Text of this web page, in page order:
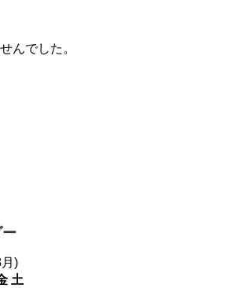
んでした。
)
土